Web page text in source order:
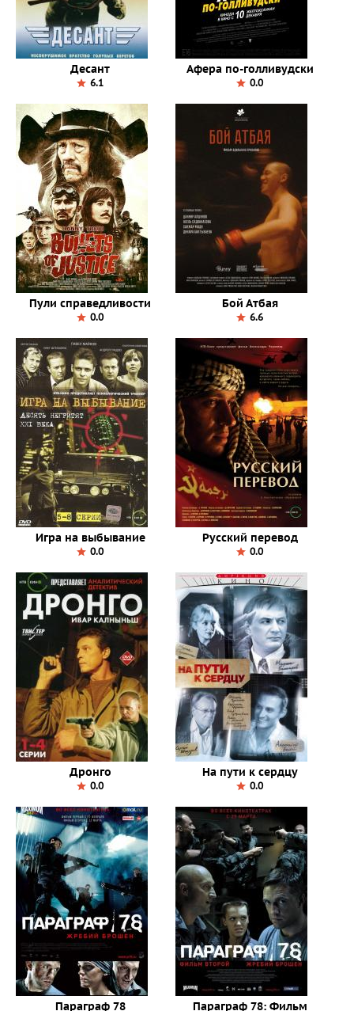
Десант
6.1
Афера по-голливудски
0.0
Пули справедливости
0.0
Бой Атбая
6.6
Игра на выбывание
0.0
Русский перевод
0.0
Дронго
0.0
На пути к сердцу
0.0
Параграф 78 Параграф 78: Фильм